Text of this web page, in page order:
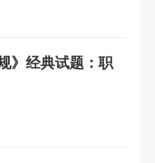
》经典试题：职